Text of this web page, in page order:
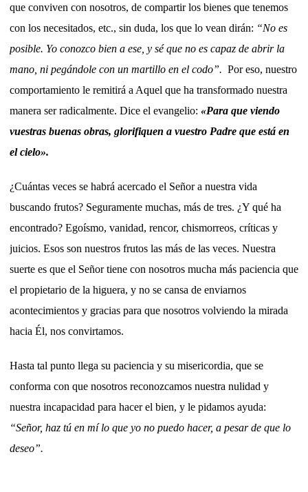
que conviven con nosotros, de compartir los bienes que tenemos
con los necesitados, etc., sin duda, los que lo vean dirán: “No es
posible. Yo conozco bien a ese, y sé que no es capaz de abrir la
mano, ni pegándole con un martillo en el codo”. Por eso, nuestro
comportamiento le remitirá a Aquel que ha transformado nuestra
manera ser radicalmente. Dice el evangelio: «Para que viendo
vuestras buenas obras, glorifiquen a vuestro Padre que está en
el cielo».
¿Cuántas veces se habrá acercado el Señor a nuestra vida
buscando frutos? Seguramente muchas, más de tres. ¿Y qué ha
encontrado? Egoísmo, vanidad, rencor, chismorreos, críticas y
juicios. Esos son nuestros frutos las más de las veces. Nuestra
suerte es que el Señor tiene con nosotros mucha más paciencia que
el propietario de la higuera, y no se cansa de enviarnos
acontecimientos y gracias para que nosotros volviendo la mirada
hacia Él, nos convirtamos.
Hasta tal punto llega su paciencia y su misericordia, que se
conforma con que nosotros reconozcamos nuestra nulidad y
nuestra incapacidad para hacer el bien, y le pidamos ayuda:
“Señor, haz tú en mí lo que yo no puedo hacer, a pesar de que lo
deseo”.